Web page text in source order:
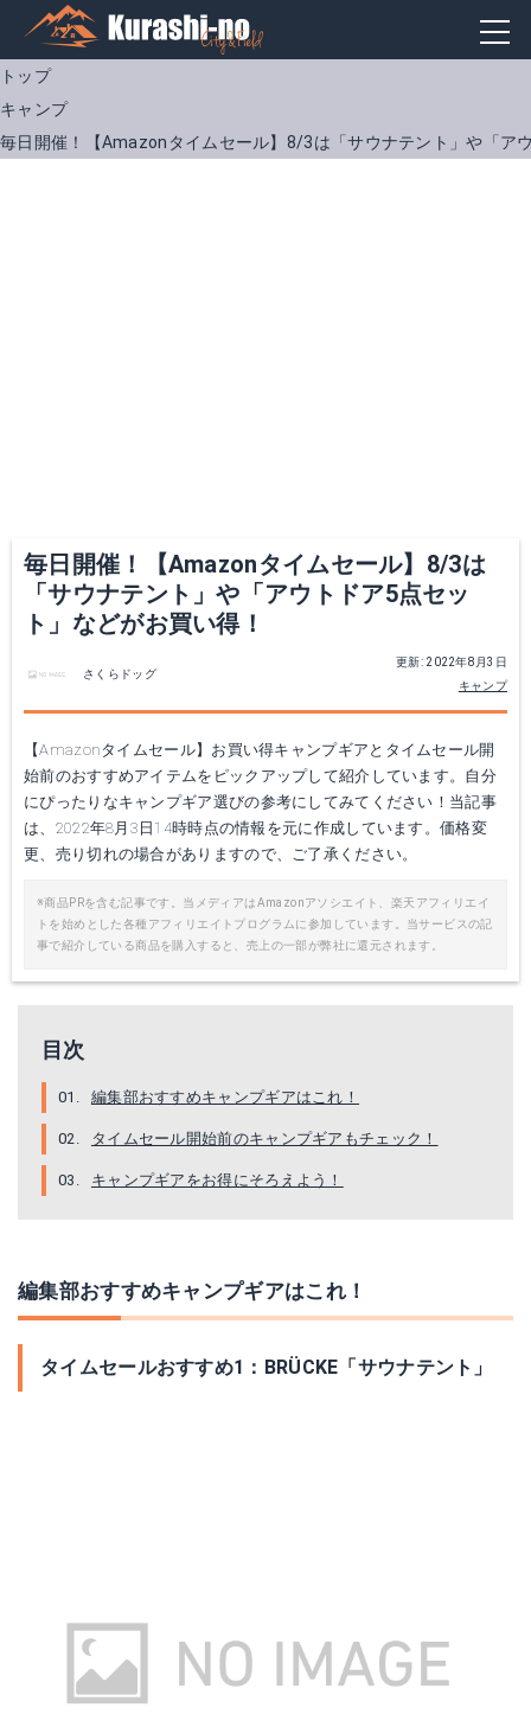
トップ
キャンプ
毎日開催！【Amazonタイムセール】8/3は「サウナテント」や「ア
毎日開催！【Amazonタイムセール】8/3は
「サウナテント」や「アウトドア5点セッ
ト」などがお買い得！
更新: 2022年8月3日
キャンプ
さくらドッグ
【Amazonタイムセール】お買い得キャンプギアとタイムセール開
始前のおすすめアイテムをピックアップして紹介しています。自分
にぴったりなキャンプギア選びの参考にしてみてください！当記事
は、2022年8月3日14時時点の情報を元に作成しています。価格変
更、売り切れの場合がありますので、ご了承ください。
※商品PRを含む記事です。当メディアはAmazonアソシエイト、楽天アフィリエイ
トを始めとした各種アフィリエイトプログラムに参加しています。当サービスの記
事で紹介している商品を購入すると、売上の一部が弊社に還元されます。
目次
編集部おすすめキャンプギアはこれ！
タイムセール開始前のキャンプギアもチェック！
キャンプギアをお得にそろえよう！
編集部おすすめキャンプギアはこれ！
タイムセールおすすめ1：BRÜCKE「サウナテント」